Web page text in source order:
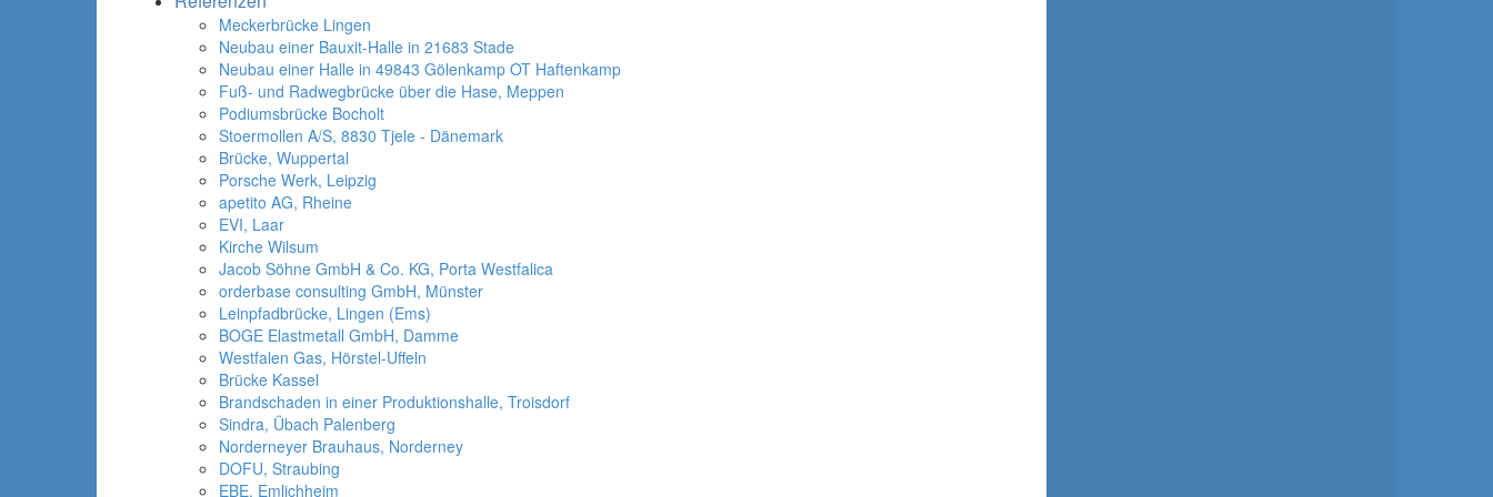
Meckerbrücke Lingen
Neubau einer Bauxit-Halle in 21683 Stade
Neubau einer Halle in 49843 Gölenkamp OT Haftenkamp
Fuß- und Radwegbrücke über die Hase, Meppen
Podiumsbrücke Bocholt
Stoermollen A/S, 8830 Tjele - Dänemark
Brücke, Wuppertal
Porsche Werk, Leipzig
apetito AG, Rheine
EVI, Laar
Kirche Wilsum
Jacob Söhne GmbH & Co. KG, Porta Westfalica
orderbase consulting GmbH, Münster
Leinpfadbrücke, Lingen (Ems)
BOGE Elastmetall GmbH, Damme
Westfalen Gas, Hörstel-Uffeln
Brücke Kassel
Brandschaden in einer Produktionshalle, Troisdorf
Sindra, Übach Palenberg
Norderneyer Brauhaus, Norderney
DOFU, Straubing
EBE, Emlichheim